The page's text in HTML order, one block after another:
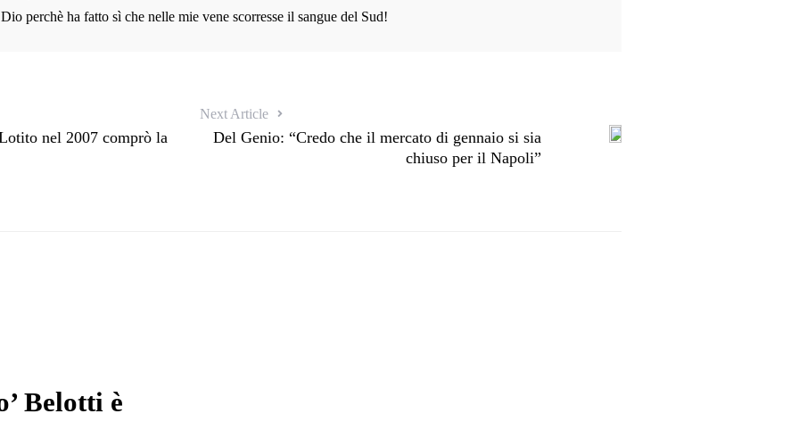
perchè ha fatto sì che nelle mie vene scorresse il sangue del Sud!
nel 2007 comprò la
Next Article
Del Genio: “Credo che il mercato di gennaio si sia
chiuso per il Napoli”
Belotti è